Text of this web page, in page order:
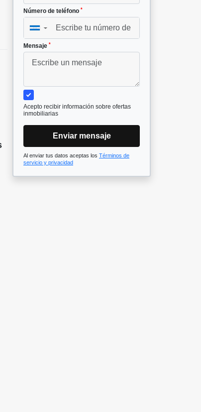
Número de teléfono *
▼
Mensaje *
Acepto recibir información sobre ofertas
inmobiliarias
Enviar mensaje
Al enviar tus datos aceptas los Términos de
servicio y privacidad